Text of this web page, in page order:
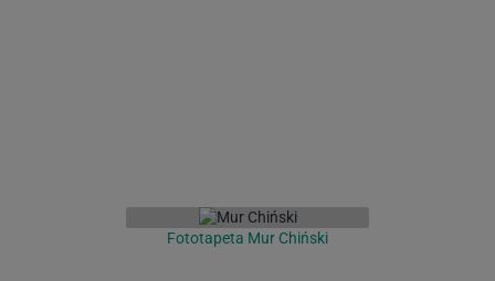
Fototapeta Mur Chiński